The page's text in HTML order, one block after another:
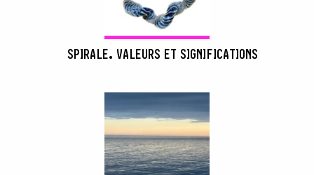
SPIRALE. VALEURS ET SIGNIFICATIONS